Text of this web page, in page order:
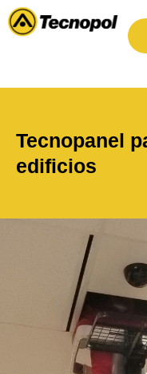
Tecnopanel
edificios